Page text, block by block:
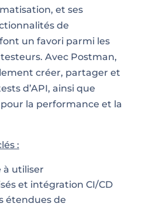
et ses
de
un favori parmi les
Avec Postman,
créer, partager et
d’API, ainsi que
la performance et la
:
à utiliser
et intégration CI/CD
étendues de